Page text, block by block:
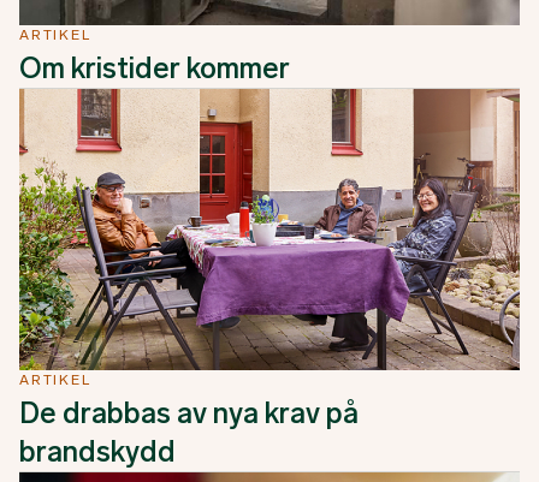
ARTIKEL
Om kristider kommer
ARTIKEL
De drabbas av nya krav på
brandskydd